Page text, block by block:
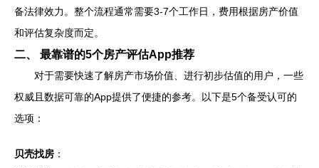
备法律效力。整个流程通常需要3-7个工作日，费用根据房产价值
和评估复杂度而定。
二、 最靠谱的5个房产评估App推荐
对于需要快速了解房产市场价值、进行初步估值的用户，一些
权威且数据可靠的App提供了便捷的参考。以下是5个备受认可的
选项：
贝壳找房 ：